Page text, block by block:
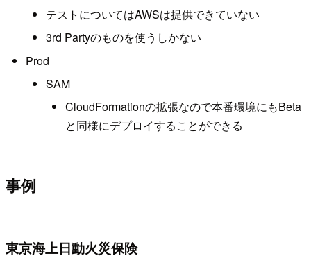
テストについてはAWSは提供できていない
3rd Partyのものを使うしかない
Prod
SAM
CloudFormationの拡張なので本番環境にもBeta
と同様にデプロイすることができる
事例
東京海上日動火災保険